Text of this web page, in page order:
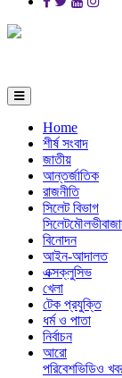
Home
শীর্ষ সংবাদ
জাতীয়
আন্তর্জাতিক
রাজনীতি
সিলেট বিভাগ
সিলেট
বিনোদন
আইন-আদালত
এক্সক্লুসিভ
খেলা
টেক প্রযুক্তি
ধর্ম ও পাতা
নির্বাচন
আরো
পরিবেশভিডিও